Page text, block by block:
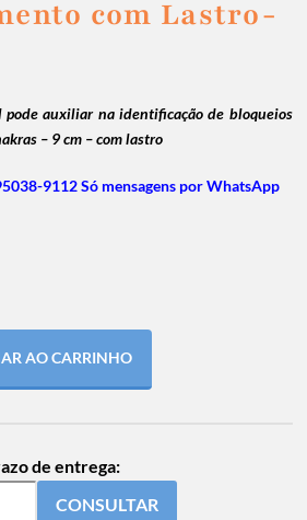
com Lastro-
auxiliar na identificação de bloqueios
– 9 cm – com lastro
9112 Só mensagens por WhatsApp
AO CARRINHO
de entrega:
CONSULTAR